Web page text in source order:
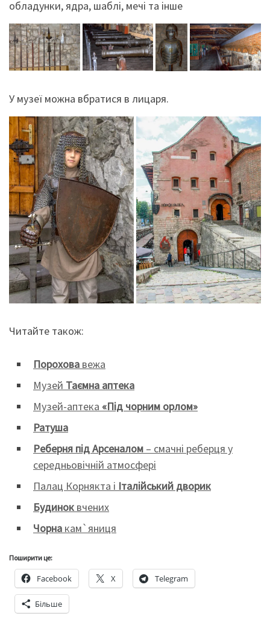
обладунки, ядра, шаблі, мечі та інше
У музеї можна вбратися в лицаря.
Читайте також:
Порохова вежа
Музей Таємна аптека
Музей-аптека «Під чорним орлом»
Ратуша
Реберня під Арсеналом – смачні реберця у
середньовічній атмосфері
Палац Корнякта і Італійський дворик
Будинок вчених
Чорна кам`яниця
Поширити це:
Facebook X Telegram
Більше